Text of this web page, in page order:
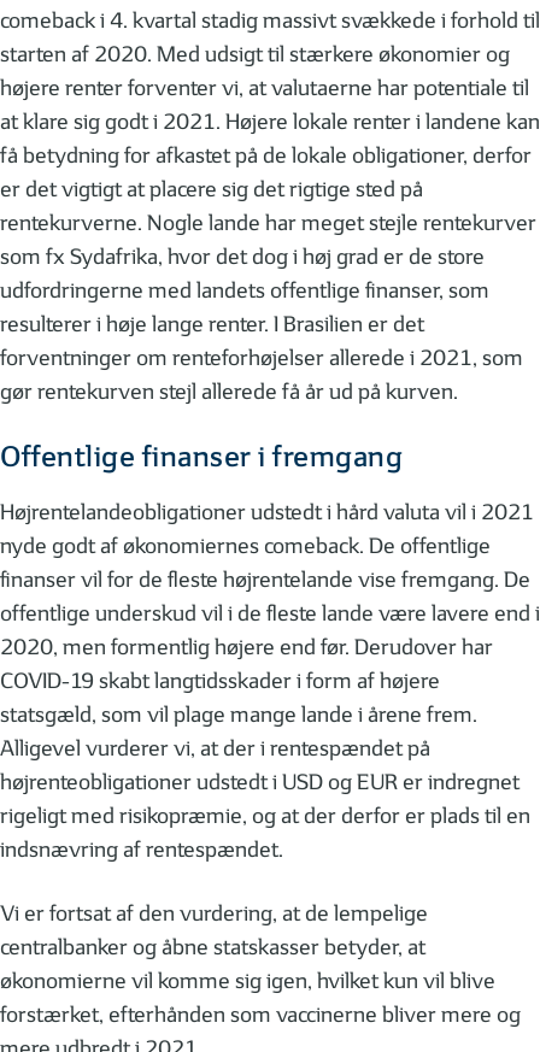
comeback i 4. kvartal stadig massivt svækkede i forhold til
starten af 2020. Med udsigt til stærkere økonomier og
højere renter forventer vi, at valutaerne har potentiale til
at klare sig godt i 2021. Højere lokale renter i landene kan
få betydning for afkastet på de lokale obligationer, derfor
er det vigtigt at placere sig det rigtige sted på
rentekurverne. Nogle lande har meget stejle rentekurver
som fx Sydafrika, hvor det dog i høj grad er de store
udfordringerne med landets offentlige finanser, som
resulterer i høje lange renter. I Brasilien er det
forventninger om renteforhøjelser allerede i 2021, som
gør rentekurven stejl allerede få år ud på kurven.
Offentlige finanser i fremgang
Højrentelandeobligationer udstedt i hård valuta vil i 2021
nyde godt af økonomiernes comeback. De offentlige
finanser vil for de fleste højrentelande vise fremgang. De
offentlige underskud vil i de fleste lande være lavere end i
2020, men formentlig højere end før. Derudover har
COVID-19 skabt langtidsskader i form af højere
statsgæld, som vil plage mange lande i årene frem.
Alligevel vurderer vi, at der i rentespændet på
højrenteobligationer udstedt i USD og EUR er indregnet
rigeligt med risikopræmie, og at der derfor er plads til en
indsnævring af rentespændet.
Vi er fortsat af den vurdering, at de lempelige
centralbanker og åbne statskasser betyder, at
økonomierne vil komme sig igen, hvilket kun vil blive
forstærket, efterhånden som vaccinerne bliver mere og